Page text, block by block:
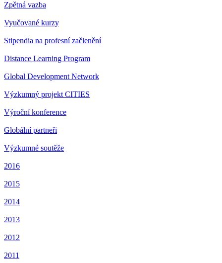
Zpětná vazba
Vyučované kurzy
Stipendia na profesní začlenění
Distance Learning Program
Global Development Network
Výzkumný projekt CITIES
Výroční konference
Globální partneři
Výzkumné soutěže
2016
2015
2014
2013
2012
2011